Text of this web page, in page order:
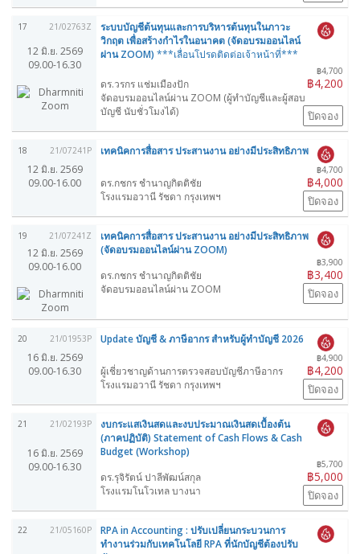
17 21/02763Z
12 มิ.ย. 2569
09.00-16.30
ระบบบัญชีต้นทุนและการบริหารต้นทุนในภาวะ
วิกฤต เพื่อสร้างกำไรในอนาคต (จัดอบรมออนไลน์
ผ่าน ZOOM) ***เลื่อนโปรดติดต่อเจ้าหน้าที่***
฿4,700
฿4,200
ดร.วรกร แช่มเมืองปัก
จัดอบรมออนไลน์ผ่าน ZOOM (ผู้ทำบัญชีและผู้สอบ
บัญชี นับชั่วโมงได้)
ปิดจอง
18 21/07241P
12 มิ.ย. 2569
09.00-16.00
เทคนิคการสื่อสาร ประสานงาน อย่างมีประสิทธิภาพ
฿4,700
฿4,000
ดร.กชกร ชำนาญกิตติชัย
โรงแรมอวานี รัชดา กรุงเทพฯ
ปิดจอง
19 21/07241Z
12 มิ.ย. 2569
09.00-16.00
เทคนิคการสื่อสาร ประสานงาน อย่างมีประสิทธิภาพ
(จัดอบรมออนไลน์ผ่าน ZOOM)
฿3,900
฿3,400
ดร.กชกร ชำนาญกิตติชัย
จัดอบรมออนไลน์ผ่าน ZOOM
ปิดจอง
20 21/01953P
16 มิ.ย. 2569
09.00-16.30
Update บัญชี & ภาษีอากร สำหรับผู้ทำบัญชี 2026
฿4,900
฿4,200
ผู้เชี่ยวชาญด้านการตรวจสอบบัญชีภาษีอากร
โรงแรมอวานี รัชดา กรุงเทพฯ
ปิดจอง
21 21/02193P
16 มิ.ย. 2569
09.00-16.30
งบกระแสเงินสดและงบประมาณเงินสดเบื้องต้น
(ภาคปฏิบัติ) Statement of Cash Flows & Cash
Budget (Workshop)
฿5,700
฿5,000
ดร.รุจิรัตน์ ปาลีพัฒน์สกุล
โรงแรมโนโวเทล บางนา
ปิดจอง
22 21/05160P
RPA in Accounting : ปรับเปลี่ยนกระบวนการ
ทำงานร่วมกับเทคโนโลยี RPA ที่นักบัญชีต้องปรับ